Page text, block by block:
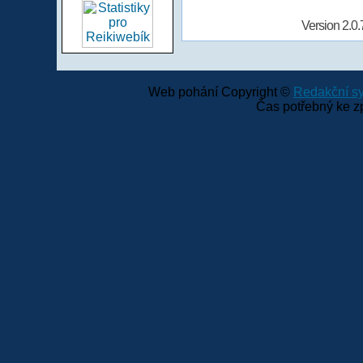
Version
Web pohání Copyright © Redakční
Čas potřebný ke